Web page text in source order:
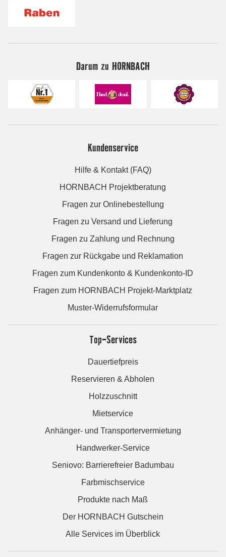
Darum zu HORNBACH
Kundenservice
Hilfe & Kontakt (FAQ)
HORNBACH Projektberatung
Fragen zur Onlinebestellung
Fragen zu Versand und Lieferung
Fragen zu Zahlung und Rechnung
Fragen zur Rückgabe und Reklamation
Fragen zum Kundenkonto & Kundenkonto-ID
Fragen zum HORNBACH Projekt-Marktplatz
Muster-Widerrufsformular
Top-Services
Dauertiefpreis
Reservieren & Abholen
Holzzuschnitt
Mietservice
Anhänger- und Transportervermietung
Handwerker-Service
Seniovo: Barrierefreier Badumbau
Farbmischservice
Produkte nach Maß
Der HORNBACH Gutschein
Alle Services im Überblick